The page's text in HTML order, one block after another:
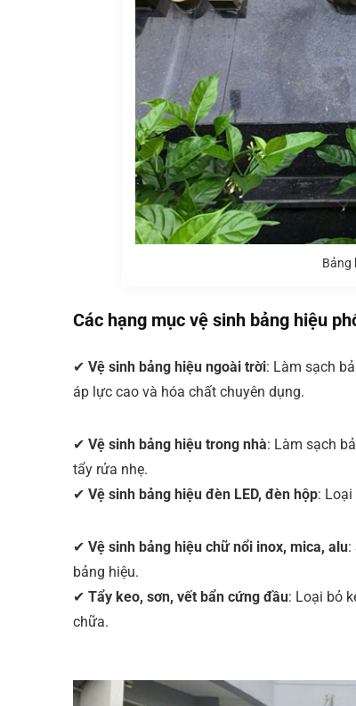
Bảng
Các hạng mục vệ sinh bảng hiệu
✔ Vệ sinh bảng hiệu ngoài trời: Làm sạch
áp lực cao và hóa chất chuyên dụng.
✔ Vệ sinh bảng hiệu trong nhà: Làm sạch
tẩy rửa nhẹ.
✔ Vệ sinh bảng hiệu đèn LED, đèn hộp:
✔ Vệ sinh bảng hiệu chữ nổi inox, mica, alu:
bảng hiệu.
✔ Tẩy keo, sơn, vết bẩn cứng đầu: Loại bỏ
chữa.